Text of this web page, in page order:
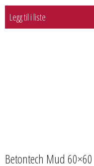
Legg til i liste
Betontech Mud 60×60